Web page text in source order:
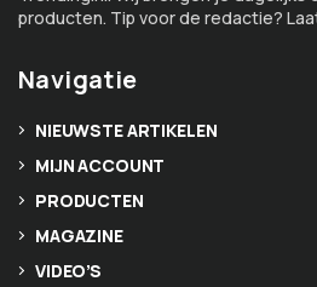
producten. Tip voor de redactie?
Navigatie
NIEUWSTE ARTIKELEN
MIJN ACCOUNT
PRODUCTEN
MAGAZINE
VIDEO’S